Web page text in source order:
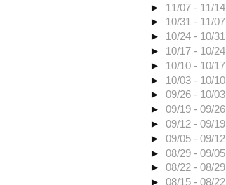
► 11/07 - 11/14
► 10/31 - 11/07
► 10/24 - 10/31
► 10/17 - 10/24
► 10/10 - 10/17
► 10/03 - 10/10
►09/26 - 10/03
►09/19 - 09/26
►09/12 - 09/19
►09/05 - 09/12
►08/29 - 09/05
►08/22 - 08/29
►08/15 - 08/22